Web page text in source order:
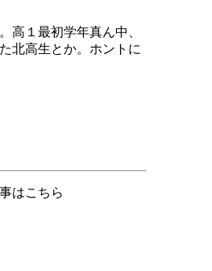
高１最初学年真ん中、
北高生とか。ホントに
はこちら